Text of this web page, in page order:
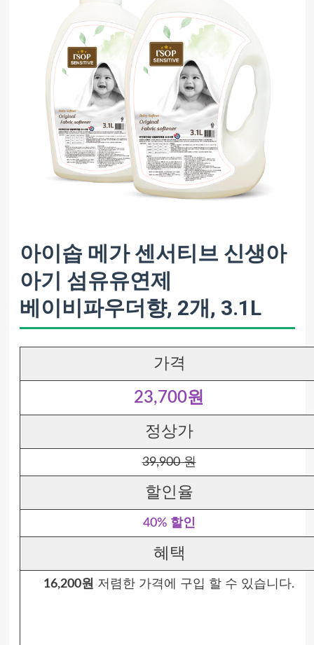
아이솝 메가 센서티브 신생아
아기 섬유유연제
베이비파우더향, 2개, 3.1L
가격
23,700원
정상가
39,900 원
할인율
40% 할인
혜택
16,200원 저렴한 가격에 구입 할 수 있습니다.